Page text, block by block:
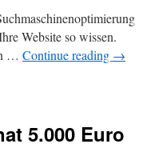
Website so wissen.
… Continue reading →
5.000 Euro